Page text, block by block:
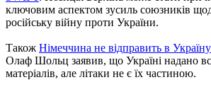
ключовим аспектом зусиль союзників
російську війну проти України.
Також Німеччина не відправить в Україну
Олаф Шольц заявив, що Україні надано
матеріалів, але літаки не є їх частиною.